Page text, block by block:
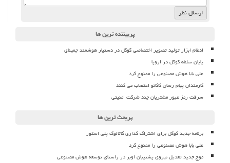
پربیننده ترین ها
ادغام ابزار تولید تصویر اختصاصی گوگل در دستیار هوشمند جمینای
پایان سلطه گوگل در اروپا
علی بابا هوش مصنوعی را ممنوع کرد
کارمندان پیام رسان کاکائو اعتصاب می کنند
سرقت رمز عبور مشتریان چند شرکت امنیتی
پربحث ترین ها
برنامه جدید گوگل برای اشتراک گذاری کاتالوگ پلی استور
علی بابا هوش مصنوعی را ممنوع کرد
موج جدید تعدیل نیروی پشتیبان اوبر در راستای توسعه هوش مصنوعی